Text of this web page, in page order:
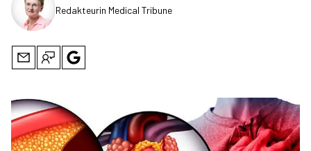
Redakteurin Medical Tribune